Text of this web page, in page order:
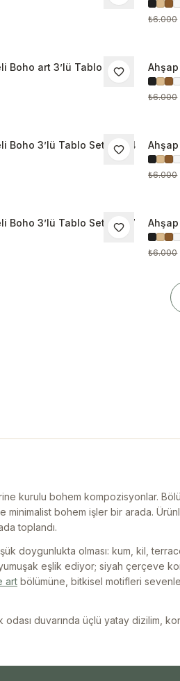
₺6.000
Boho art 3’lü Tablo Seti
₺6.000
Boho 3’lü Tablo Seti 3084
₺6.000
Boho 3’lü Tablo Seti 3087
₺6.000
kurulu bohem kompozisyonlar.
bohem işler bir arada.
toplandı.
doygunlukta olması: kum, kil,
eşlik ediyor; siyah çerçeve
art bölümüne, bitkisel motifleri
duvarında üçlü yatay dizilim,